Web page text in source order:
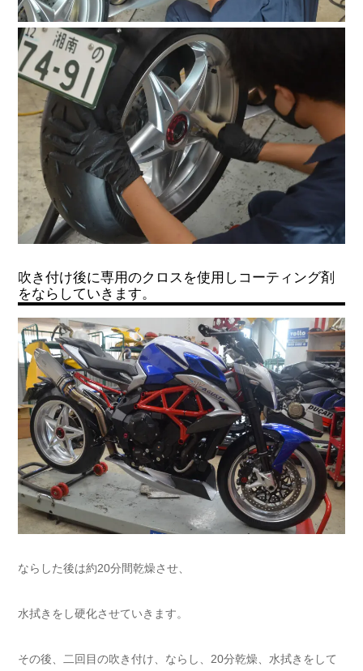
吹き付け後に専用のクロスを使用しコーティング剤
をならしていきます。
ならした後は約20分間乾燥させ、
水拭きをし硬化させていきます。
その後、二回目の吹き付け、ならし、20分乾燥、水拭きをして